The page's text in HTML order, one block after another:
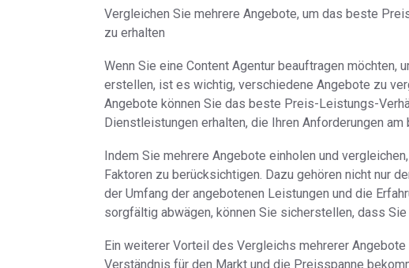
Vergleichen Sie mehrere Angebote, um das beste
zu erhalten
Wenn Sie eine Content Agentur beauftragen möchten,
erstellen, ist es wichtig, verschiedene Angebote zu
Angebote können Sie das beste Preis-Leistungs-
Dienstleistungen erhalten, die Ihren Anforderungen am
Indem Sie mehrere Angebote einholen und
Faktoren zu berücksichtigen. Dazu gehören nicht nur
der Umfang der angebotenen Leistungen und die
sorgfältig abwägen, können Sie sicherstellen, dass
Ein weiterer Vorteil des Vergleichs mehrerer
Verständnis für den Markt und die Preisspanne